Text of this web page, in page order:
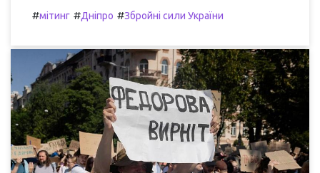
#мітинг #Дніпро #Збройні сили України